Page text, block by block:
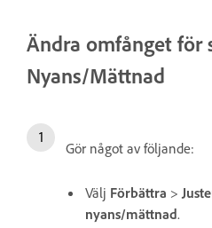
Ändra omfånget för
Nyans/Mättnad
Gör något av följande:
Välj Förbättra >
nyans/mättnad.